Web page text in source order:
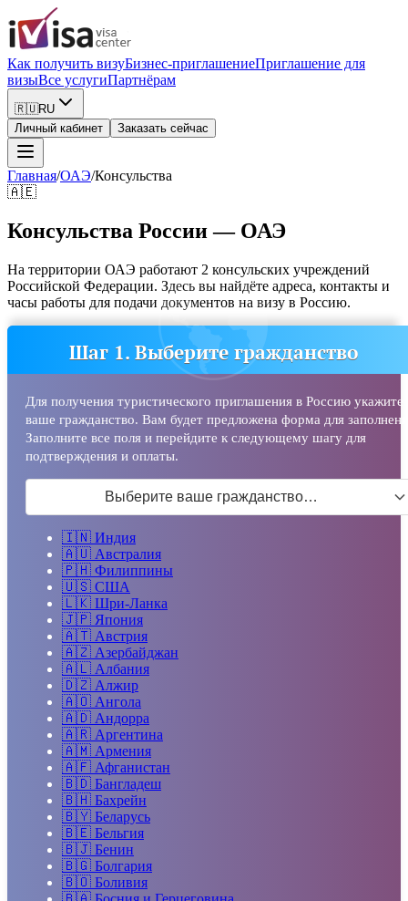
Как получить визуБизнес-приглашениеПриглашение для
визыВсе услугиПартнёрам
🇷🇺RU
Личный кабинет
Заказать сейчас
Главная/ОАЭ/Консульства
🇦🇪
Консульства России — ОАЭ
На территории ОАЭ работают 2 консульских учреждений
Российской Федерации. Здесь вы найдёте адреса, контакты и
часы работы для подачи документов на визу в Россию.
Шаг 1. Выберите гражданство
Для получения туристического приглашения в Россию укажите
ваше гражданство. Вам будет предложена форма для
Заполните все поля и перейдите к следующему шагу для
подтверждения и оплаты.
Выберите ваше гражданство…
🇮🇳 Индия
🇦🇺 Австралия
🇵🇭 Филиппины
🇺🇸 США
🇱🇰 Шри-Ланка
🇯🇵 Япония
🇦🇹 Австрия
🇦🇿 Азербайджан
🇦🇱 Албания
🇩🇿 Алжир
🇦🇴 Ангола
🇦🇩 Андорра
🇦🇷 Аргентина
🇦🇲 Армения
🇦🇫 Афганистан
🇧🇩 Бангладеш
🇧🇭 Бахрейн
🇧🇾 Беларусь
🇧🇪 Бельгия
🇧🇯 Бенин
🇧🇬 Болгария
🇧🇴 Боливия